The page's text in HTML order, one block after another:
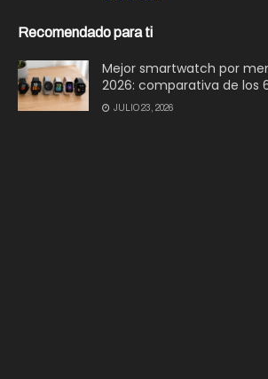
Recomendado para ti
Mejor smartwatch por
2026: comparativa de los
JULIO 23, 2026